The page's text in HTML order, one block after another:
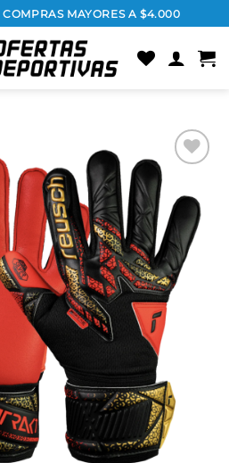
MAYORES A $4.000
a la
lista
de
deseos